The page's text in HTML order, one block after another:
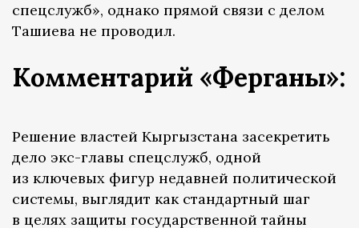
спецслужб», однако прямой связи с делом
Ташиева не проводил.
Комментарий «Ферганы»:
Решение властей Кыргызстана засекретить
дело экс-главы спецслужб, одной
из ключевых фигур недавней политической
системы, выглядит как стандартный шаг
в целях защиты государственной тайны